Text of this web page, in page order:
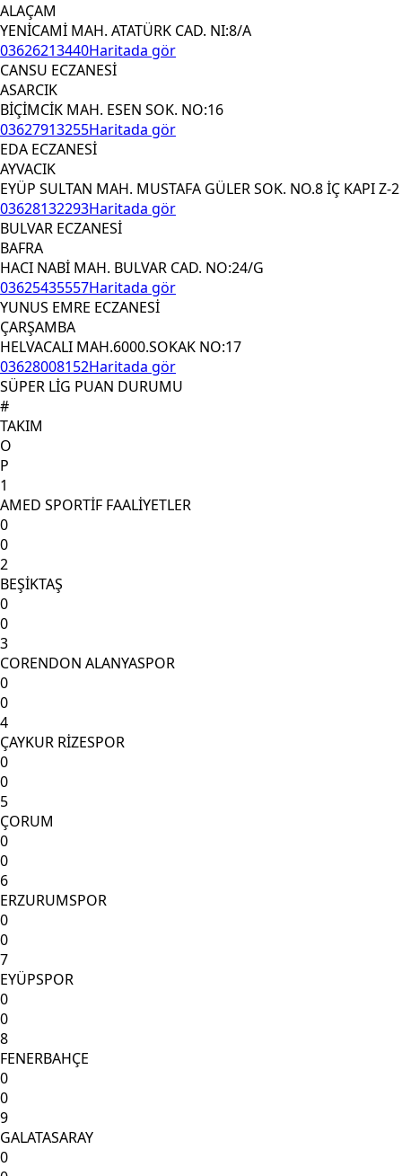
ALAÇAM
YENİCAMİ MAH. ATATÜRK CAD. NI:8/A
03626213440Haritada gör
CANSU ECZANESİ
ASARCIK
BİÇİMCİK MAH. ESEN SOK. NO:16
03627913255Haritada gör
EDA ECZANESİ
AYVACIK
EYÜP SULTAN MAH. MUSTAFA GÜLER SOK. NO.8 İÇ KAPI Z-2
03628132293Haritada gör
BULVAR ECZANESİ
BAFRA
HACI NABİ MAH. BULVAR CAD. NO:24/G
03625435557Haritada gör
YUNUS EMRE ECZANESİ
ÇARŞAMBA
HELVACALI MAH.6000.SOKAK NO:17
03628008152Haritada gör
SÜPER LİG PUAN DURUMU
#
TAKIM
O
P
1
AMED SPORTİF FAALİYETLER
0
0
2
BEŞİKTAŞ
0
0
3
CORENDON ALANYASPOR
0
0
4
ÇAYKUR RİZESPOR
0
0
5
ÇORUM
0
0
6
ERZURUMSPOR
0
0
7
EYÜPSPOR
0
0
8
FENERBAHÇE
0
0
9
GALATASARAY
0